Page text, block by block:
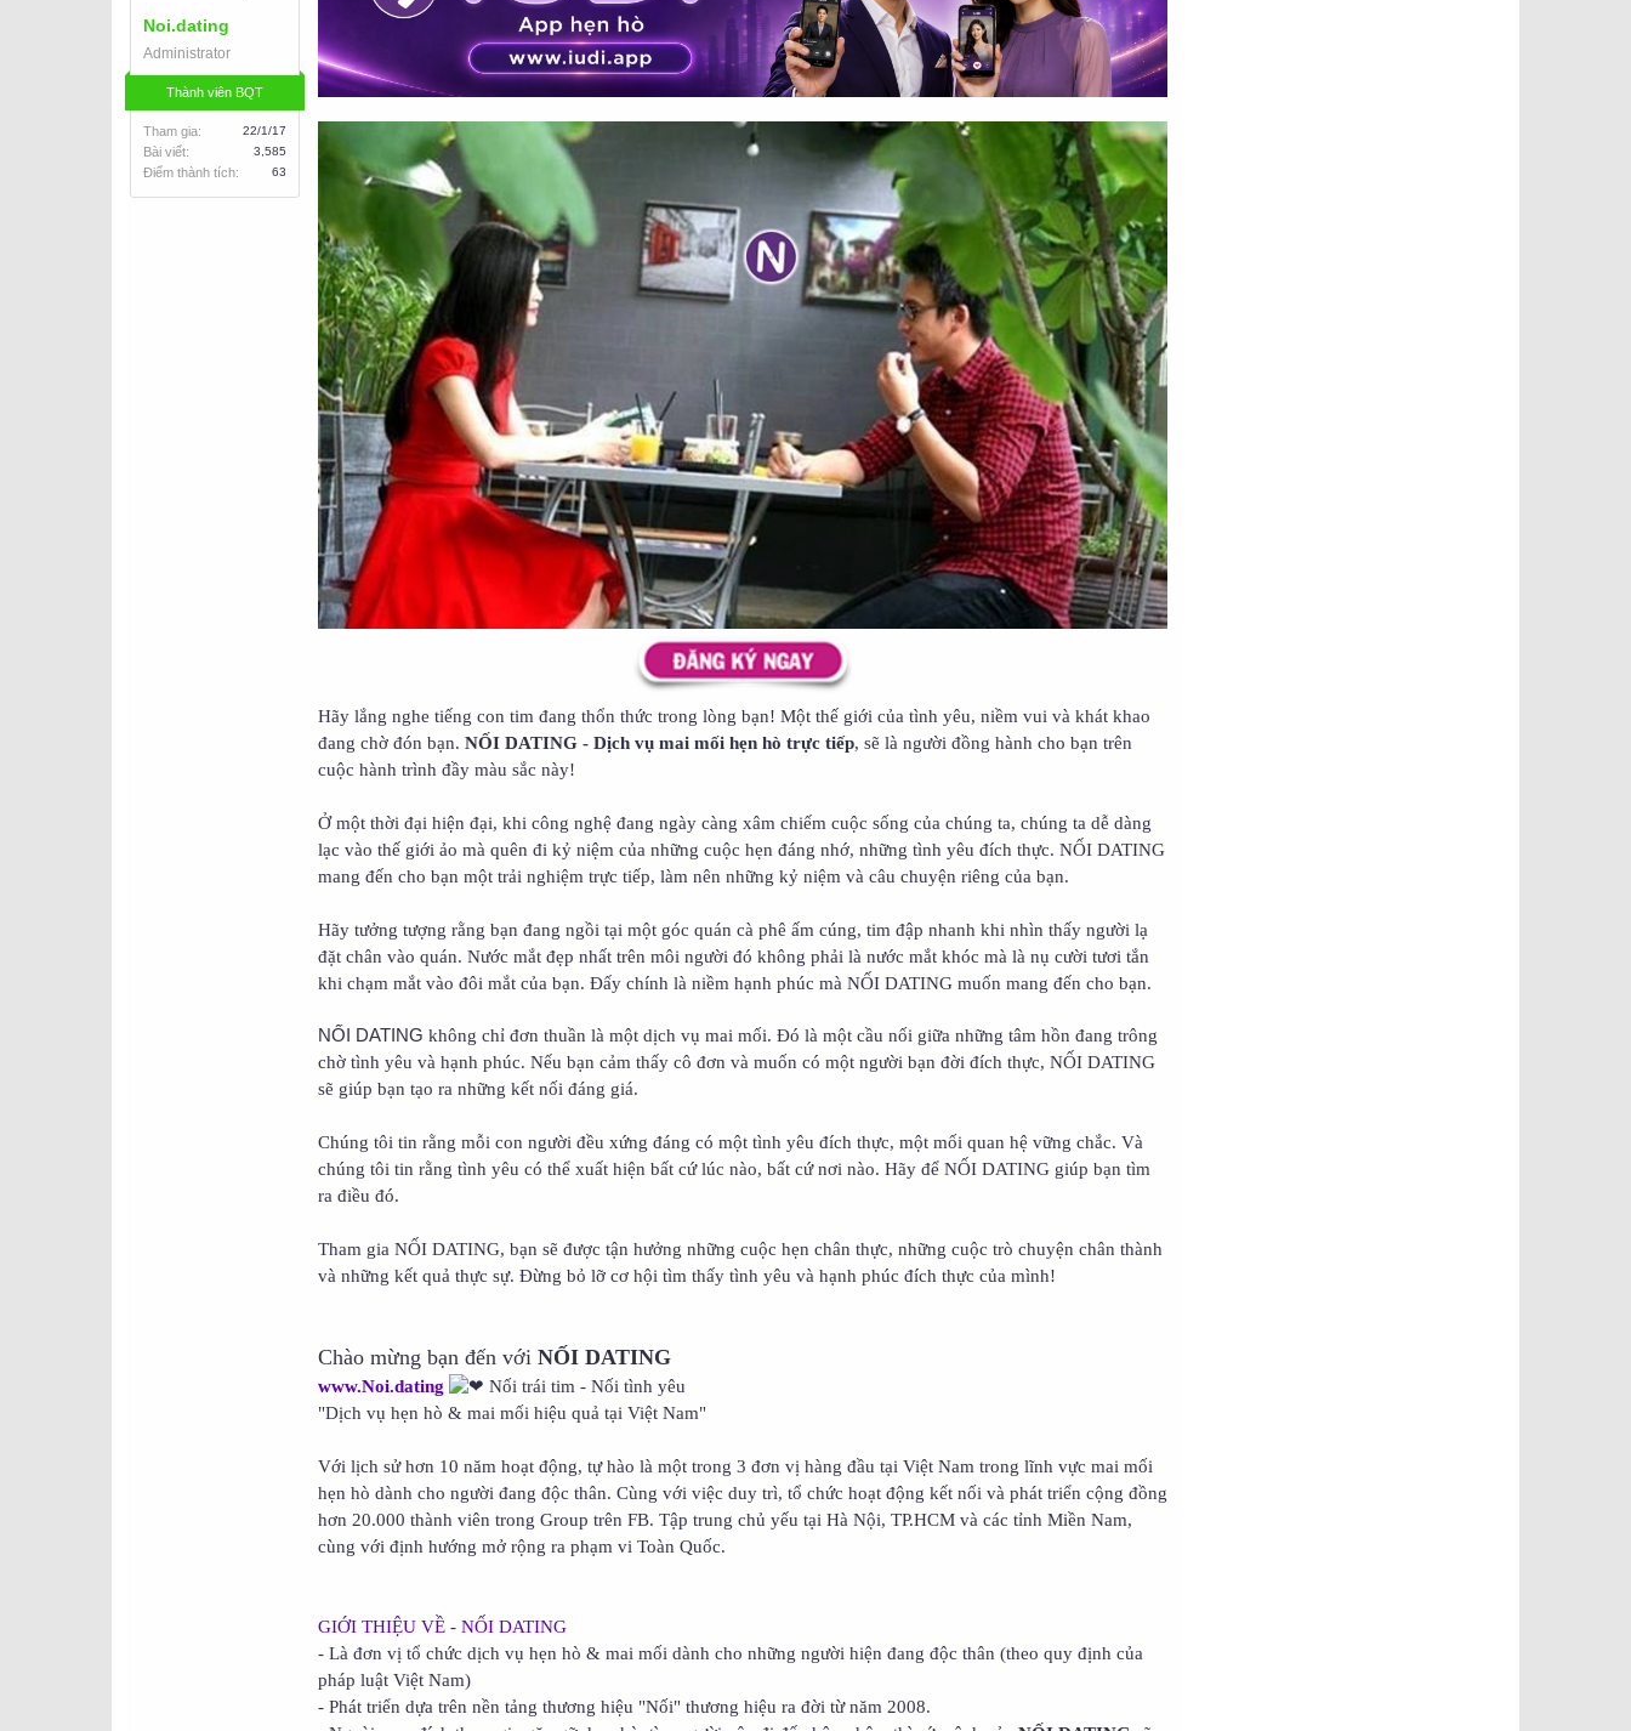
Noi.dating
Administrator
Thành viên BQT
Tham gia 22/1/17
Bài viết 3,585
Điểm thành tích 63
Hãy lắng nghe tiếng con tim đang thổn thức trong lòng bạn! Một thế giới của tình yêu, niềm vui và khát khao
đang chờ đón bạn. NỐI DATING - Dịch vụ mai mối hẹn hò trực tiếp, sẽ là người đồng hành cho bạn trên
cuộc hành trình đầy màu sắc này!
Ở một thời đại hiện đại, khi công nghệ đang ngày càng xâm chiếm cuộc sống của chúng ta, chúng ta dễ dàng
lạc vào thế giới ảo mà quên đi kỷ niệm của những cuộc hẹn đáng nhớ, những tình yêu đích thực. NỐI DATING
mang đến cho bạn một trải nghiệm trực tiếp, làm nên những kỷ niệm và câu chuyện riêng của bạn.
Hãy tưởng tượng rằng bạn đang ngồi tại một góc quán cà phê ấm cúng, tim đập nhanh khi nhìn thấy người lạ
đặt chân vào quán. Nước mắt đẹp nhất trên môi người đó không phải là nước mắt khóc mà là nụ cười tươi tắn
khi chạm mắt vào đôi mắt của bạn. Đấy chính là niềm hạnh phúc mà NỐI DATING muốn mang đến cho bạn.
NỐI DATING không chỉ đơn thuần là một dịch vụ mai mối. Đó là một cầu nối giữa những tâm hồn đang trông
chờ tình yêu và hạnh phúc. Nếu bạn cảm thấy cô đơn và muốn có một người bạn đời đích thực, NỐI DATING
sẽ giúp bạn tạo ra những kết nối đáng giá.
Chúng tôi tin rằng mỗi con người đều xứng đáng có một tình yêu đích thực, một mối quan hệ vững chắc. Và
chúng tôi tin rằng tình yêu có thể xuất hiện bất cứ lúc nào, bất cứ nơi nào. Hãy để NỐI DATING giúp bạn tìm
ra điều đó.
Tham gia NỐI DATING, bạn sẽ được tận hưởng những cuộc hẹn chân thực, những cuộc trò chuyện chân thành
và những kết quả thực sự. Đừng bỏ lỡ cơ hội tìm thấy tình yêu và hạnh phúc đích thực của mình!
Chào mừng bạn đến với NỐI DATING
www.Noi.dating
Nối trái tim - Nối tình yêu
"Dịch vụ hẹn hò & mai mối hiệu quả tại Việt Nam"
Với lịch sử hơn 10 năm hoạt động, tự hào là một trong 3 đơn vị hàng đầu tại Việt Nam trong lĩnh vực mai mối
hẹn hò dành cho người đang độc thân. Cùng với việc duy trì, tổ chức hoạt động kết nối và phát triển cộng đồng
hơn 20.000 thành viên trong Group trên FB. Tập trung chủ yếu tại Hà Nội, TP.HCM và các tỉnh Miền Nam,
cùng với định hướng mở rộng ra phạm vi Toàn Quốc.
GIỚI THIỆU VỀ - NỐI DATING
- Là đơn vị tổ chức dịch vụ hẹn hò & mai mối dành cho những người hiện đang độc thân (theo quy định của
pháp luật Việt Nam)
- Phát triển dựa trên nền tảng thương hiệu "Nối" thương hiệu ra đời từ năm 2008.